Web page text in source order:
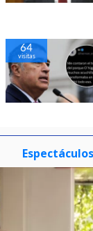
64
visitas